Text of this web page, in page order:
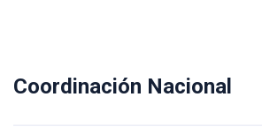
Coordinación Nacional